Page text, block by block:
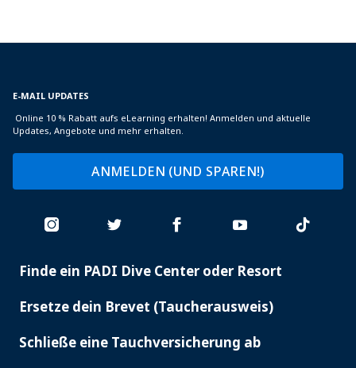
E-MAIL UPDATES
Online 10 % Rabatt aufs eLearning erhalten! Anmelden und aktuelle
Updates, Angebote und mehr erhalten.
ANMELDEN (UND SPAREN!)
PADI
Finde ein PADI Dive Center oder Resort
Ersetze dein Brevet (Taucherausweis)
Schließe eine Tauchversicherung ab